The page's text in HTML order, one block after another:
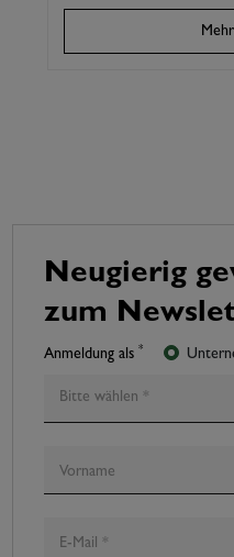
Neugierig
zum
Anmeldung als *